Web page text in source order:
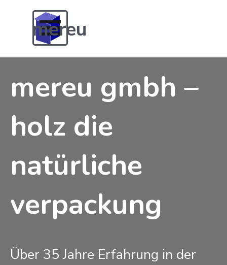
mereu
gmbh
Menü überspringen
mereu gmbh –
holz die
natürliche
verpackung
Über 35 Jahre Erfahrung in der